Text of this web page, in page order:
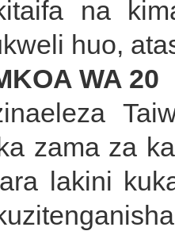
na
huo,
WA 20
zama za
lakini